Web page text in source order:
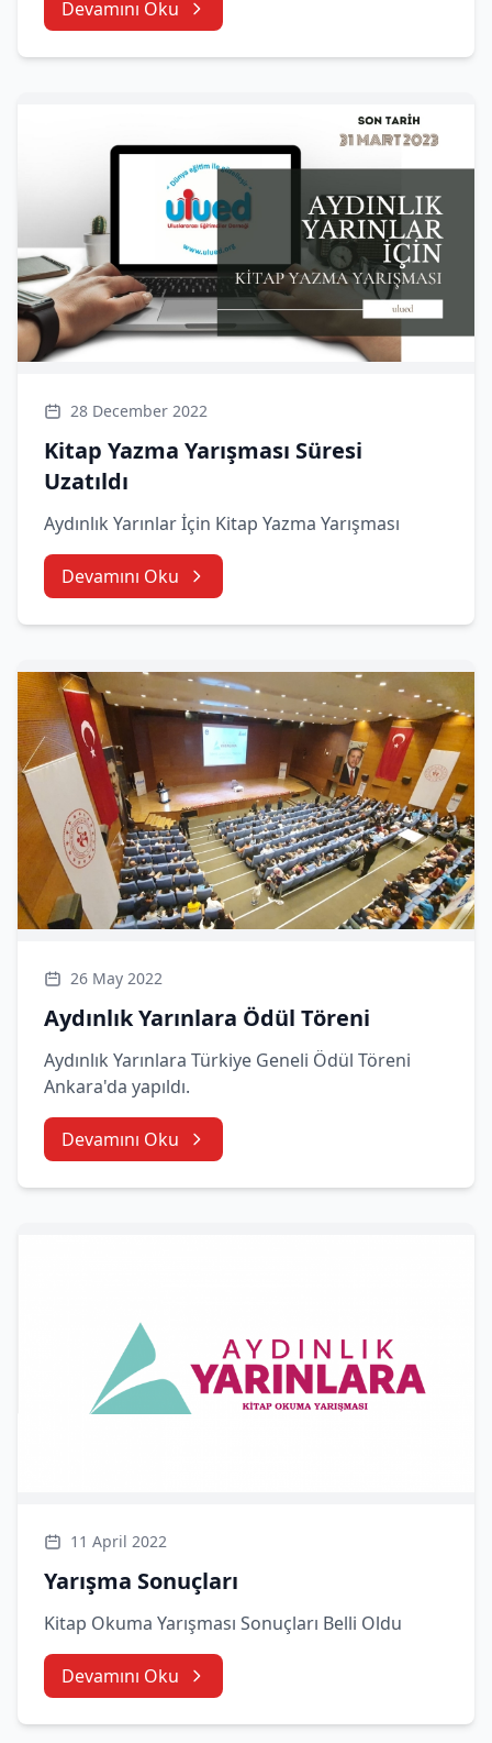
Devamını Oku
28 December 2022
Kitap Yazma Yarışması Süresi
Uzatıldı
Aydınlık Yarınlar İçin Kitap Yazma Yarışması
Devamını Oku
26 May 2022
Aydınlık Yarınlara Ödül Töreni
Aydınlık Yarınlara Türkiye Geneli Ödül Töreni
Ankara'da yapıldı.
Devamını Oku
11 April 2022
Yarışma Sonuçları
Kitap Okuma Yarışması Sonuçları Belli Oldu
Devamını Oku